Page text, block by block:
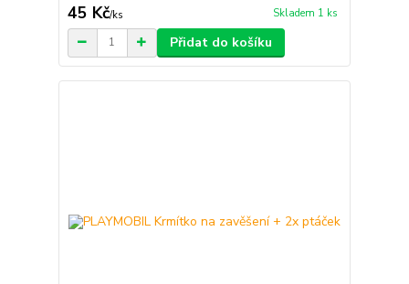
45 Kč/ks Skladem 1 ks
Přidat do košíku